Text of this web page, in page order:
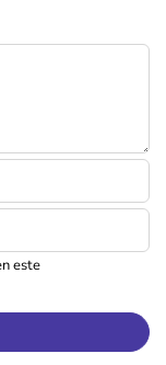
este
de tu